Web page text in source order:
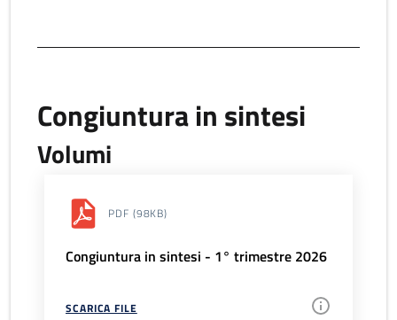
Congiuntura in sintesi
Volumi
PDF (98KB)
Congiuntura in sintesi - 1° trimestre 2026
SCARICA FILE